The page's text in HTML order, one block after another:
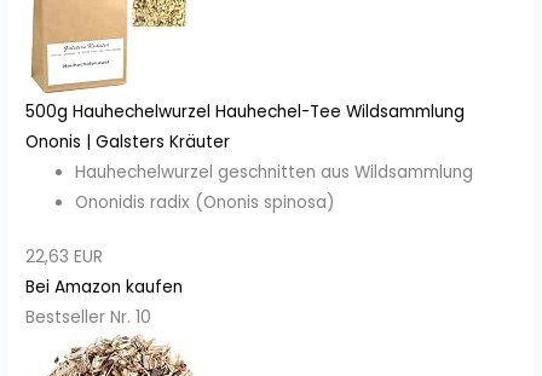
500g Hauhechelwurzel Hauhechel-Tee Wildsammlung
Ononis | Galsters Kräuter
Hauhechelwurzel geschnitten aus Wildsammlung
Ononidis radix (Ononis spinosa)
22,63 EUR
Bei Amazon kaufen
Bestseller Nr. 10